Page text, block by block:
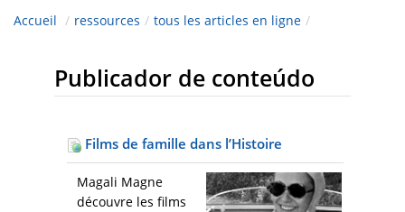
Accueil / ressources / tous les articles en ligne /
Publicador de conteúdo
Films de famille dans l’Histoire
Magali Magne
découvre les films